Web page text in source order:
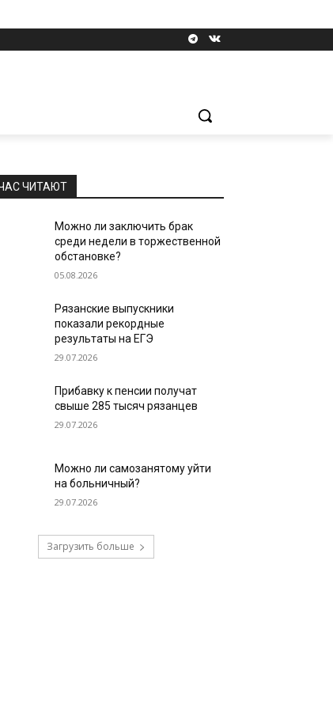
ЧИТАЮТ
Можно ли заключить брак
среди недели в торжественной
обстановке?
05.08.2026
Рязанские выпускники
показали рекордные
результаты на ЕГЭ
29.07.2026
Прибавку к пенсии получат
свыше 285 тысяч рязанцев
29.07.2026
Можно ли самозанятому уйти
на больничный?
29.07.2026
Загрузить больше